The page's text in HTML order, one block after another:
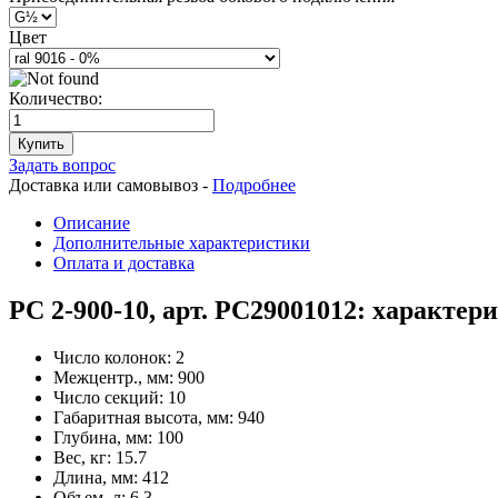
Цвет
Количество:
Купить
Задать вопрос
Доставка или самовывоз - Подробнее
Описание
Дополнительные характеристики
Оплата и доставка
РС 2-900-10, арт. РС29001012:
Число колонок: 2
Межцентр., мм: 900
Число секций: 10
Габаритная высота, мм: 940
Глубина, мм: 100
Вес, кг: 15.7
Длина, мм: 412